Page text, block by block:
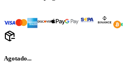
Agotado...